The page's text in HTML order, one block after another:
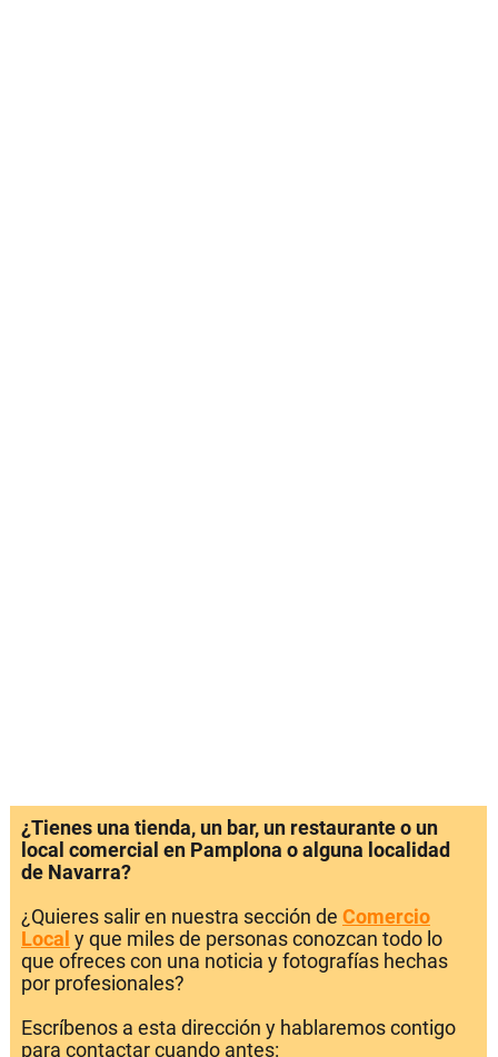
¿Tienes una tienda, un bar, un restaurante o un
local comercial en Pamplona o alguna localidad
de Navarra?
¿Quieres salir en nuestra sección de Comercio
Local y que miles de personas conozcan todo lo
que ofreces con una noticia y fotografías hechas
por profesionales?
Escríbenos a esta dirección y hablaremos contigo
para contactar cuando antes: